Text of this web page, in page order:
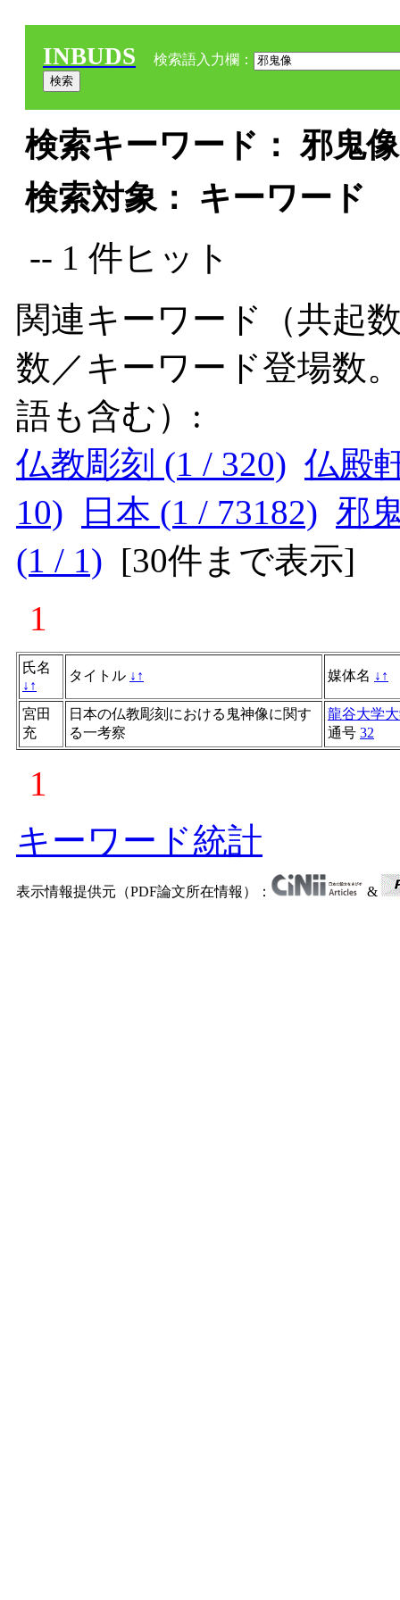
INBUDS 検索語入力欄：
検索キーワード： 邪鬼
検索対象： キーワード
-- 1 件ヒット
関連キーワード（共起
数／キーワード登場数
語も含む）:
仏教彫刻 (1 / 320) 仏殿
10)
日本 (1 / 73182) 邪
(1 / 1) [30件まで表示]
1
氏名
↓ ↑
タイトル ↓ ↑ 媒体名 ↓ ↑
宮田
充
日本の仏教彫刻における鬼神像に関す
る一考察
龍谷大学
通号 32
1
キーワード統計
表示情報提供元（PDF論文所在情報）： &